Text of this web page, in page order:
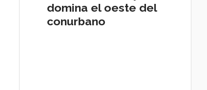
domina el oeste del
conurbano